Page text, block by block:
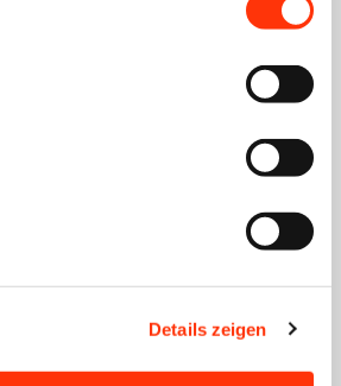
Details zeigen
0341 86859 0
0172 7979885